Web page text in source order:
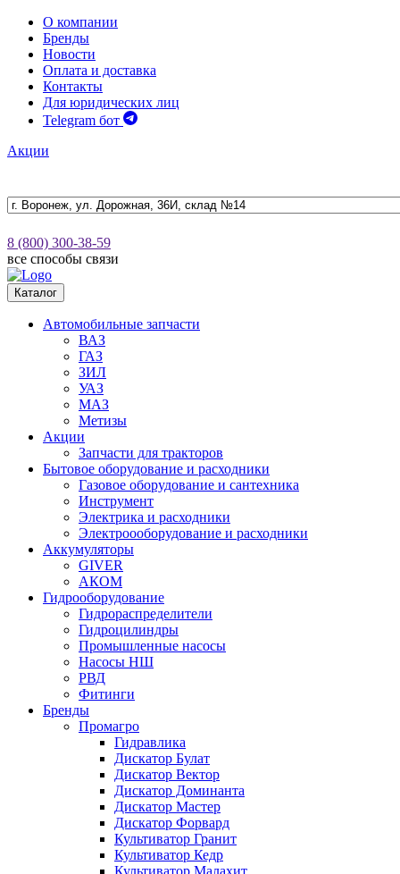
О компании
Бренды
Новости
Оплата и доставка
Контакты
Для юридических лиц
Telegram бот
Акции
8 (800) 300-38-59
все способы связи
Каталог
Автомобильные запчасти
ВАЗ
ГАЗ
ЗИЛ
УАЗ
МАЗ
Метизы
Акции
Запчасти для тракторов
Бытовое оборудование и расходники
Газовое оборудование и сантехника
Инструмент
Электрика и расходники
Электроооборудование и расходники
Аккумуляторы
GIVER
АКОМ
Гидрооборудование
Гидрораспределители
Гидроцилиндры
Промышленные насосы
Насосы НШ
РВД
Фитинги
Бренды
Промагро
Гидравлика
Дискатор Булат
Дискатор Вектор
Дискатор Доминанта
Дискатор Мастер
Дискатор Форвард
Культиватор Гранит
Культиватор Кедр
Культиватор Малахит